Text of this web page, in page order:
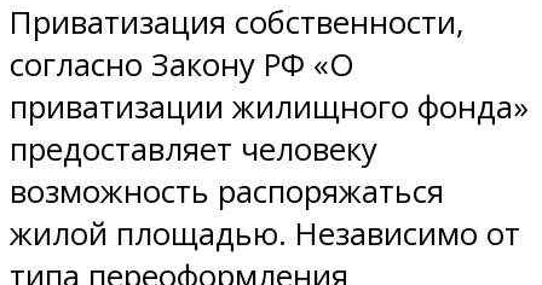
Приватизация собственности,
согласно Закону РФ «О
приватизации жилищного фонда»
предоставляет человеку
возможность распоряжаться
жилой площадью. Независимо от
типа переоформления